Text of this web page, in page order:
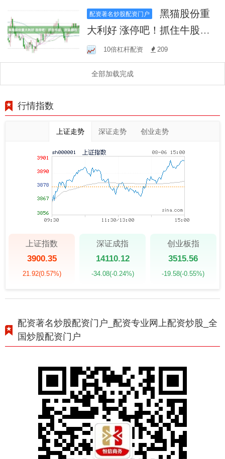
配资著名炒股配资门户
黑猫股份重
大利好 涨停吧！抓住牛股，
财富翻倍！
10倍杠杆配资 209
全部加载完成
行情指数
上证走势 深证走势 创业走势
上证指数
3900.35
21.92(0.57%)
深证成指
14110.12
-34.08(-0.24%)
创业板指
3515.56
-19.58(-0.55%)
配资著名炒股配资门户_配资专业网上配资炒股_全
国炒股配资门户